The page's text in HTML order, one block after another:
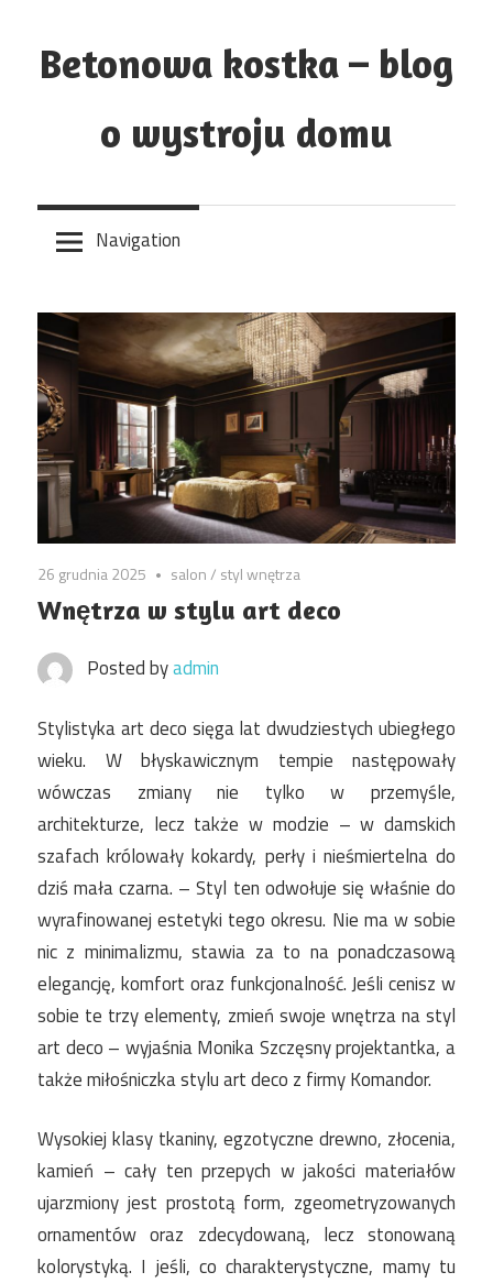
to
content
Betonowa kostka – blog
o wystroju domu
Navigation
26 grudnia 2025 salon/ styl wnętrza
Wnętrza w stylu art deco
Posted byadmin
Stylistyka art deco sięga lat dwudziestych ubiegłego
wieku. W błyskawicznym tempie następowały
wówczas zmiany nie tylko w przemyśle,
architekturze, lecz także w modzie – w damskich
szafach królowały kokardy, perły i nieśmiertelna do
dziś mała czarna. – Styl ten odwołuje się właśnie do
wyrafinowanej estetyki tego okresu. Nie ma w sobie
nic z minimalizmu, stawia za to na ponadczasową
elegancję, komfort oraz funkcjonalność. Jeśli cenisz w
sobie te trzy elementy, zmień swoje wnętrza na styl
art deco – wyjaśnia Monika Szczęsny projektantka, a
także miłośniczka stylu art deco z firmy Komandor.
Wysokiej klasy tkaniny, egzotyczne drewno, złocenia,
kamień – cały ten przepych w jakości materiałów
ujarzmiony jest prostotą form, zgeometryzowanych
ornamentów oraz zdecydowaną, lecz stonowaną
kolorystyką. I jeśli, co charakterystyczne, mamy tu